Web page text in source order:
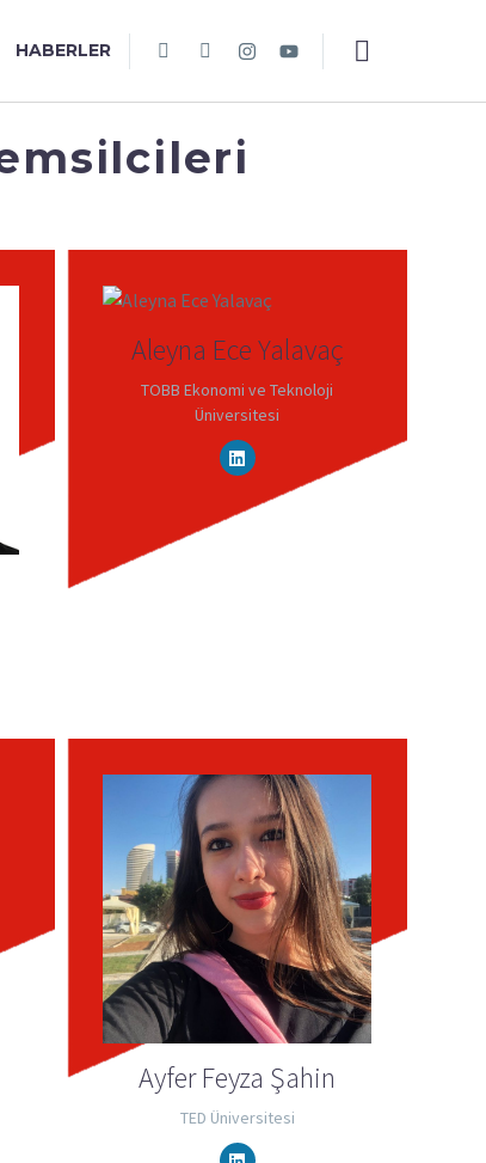
HABERLER
Aleyna Ece Yalavaç
TOBB Ekonomi ve Teknoloji
Üniversitesi
Ayfer Feyza Şahin
TED Üniversitesi